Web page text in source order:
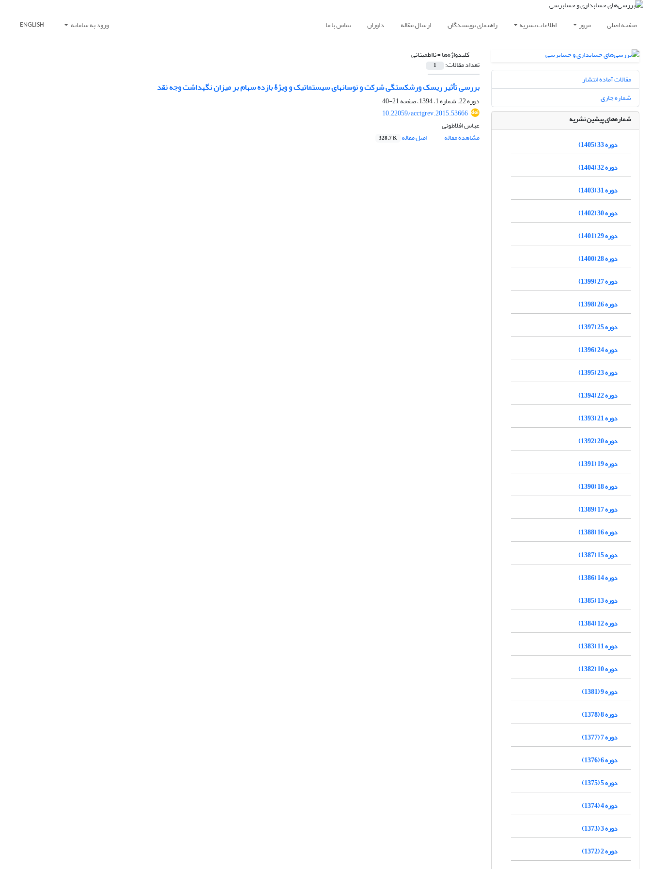
صفحه اصلی مرور اطلاعات نشریه راهنمای نویسندگان ارسال مقاله داوران تماس با ما ورود به سامانه ENGLISH
کلیدواژه‌ها =نا‌اطمینانی
تعداد مقالات: 1
بررسی تأثیر ریسک ورشکستگی شرکت و نوسان‎های سیستماتیک و ویژۀ بازده‌ سهام بر میزان نگهداشت وجه ‌نقد
دوره 22، شماره 1، 1394، صفحه
21-40
10.22059/acctgrev.2015.53666
عباس افلاطونی
مشاهده مقاله
اصل مقاله 328.7 K
مقالات آماده انتشار
شماره جاری
شماره‌های پیشین نشریه
دوره 33 (1405)
دوره 32 (1404)
دوره 31 (1403)
دوره 30 (1402)
دوره 29 (1401)
دوره 28 (1400)
دوره 27 (1399)
دوره 26 (1398)
دوره 25 (1397)
دوره 24 (1396)
دوره 23 (1395)
دوره 22 (1394)
دوره 21 (1393)
دوره 20 (1392)
دوره 19 (1391)
دوره 18 (1390)
دوره 17 (1389)
دوره 16 (1388)
دوره 15 (1387)
دوره 14 (1386)
دوره 13 (1385)
دوره 12 (1384)
دوره 11 (1383)
دوره 10 (1382)
دوره 9 (1381)
دوره 8 (1378)
دوره 7 (1377)
دوره 6 (1376)
دوره 5 (1375)
دوره 4 (1374)
دوره 3 (1373)
دوره 2 (1372)